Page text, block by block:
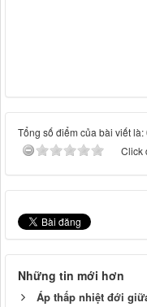
Tổng số điểm của bài viết
Click
Những tin mới hơn
Áp thấp nhiệt đới